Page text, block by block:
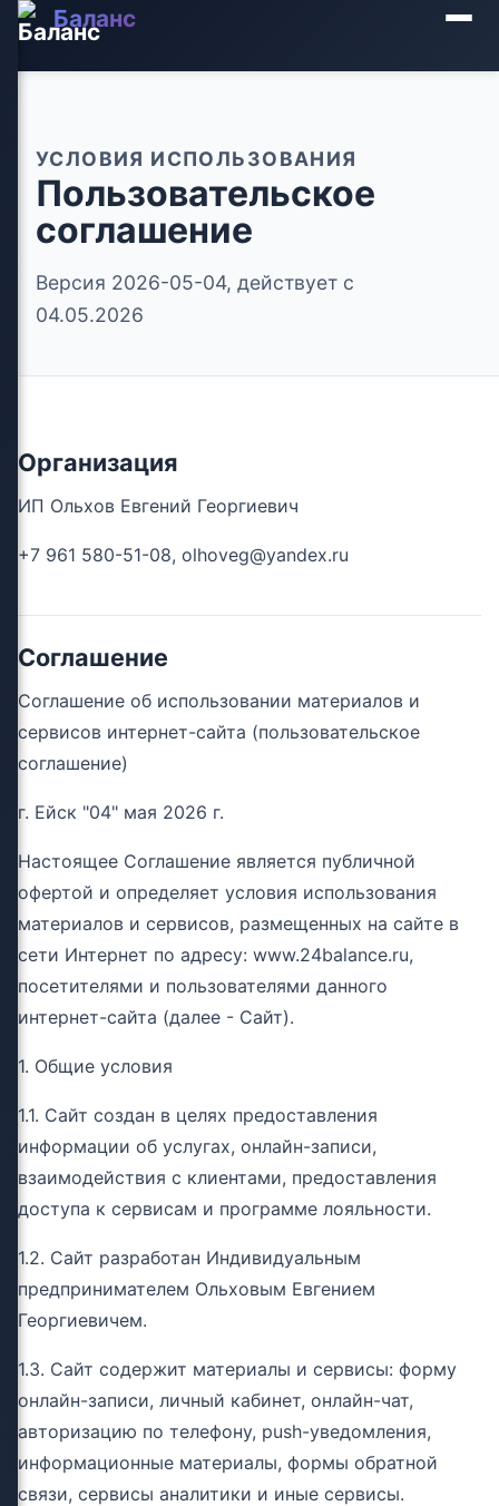
Баланс
УСЛОВИЯ ИСПОЛЬЗОВАНИЯ
Пользовательское
соглашение
Версия 2026-05-04, действует с
04.05.2026
Организация
ИП Ольхов Евгений Георгиевич
+7 961 580-51-08, olhoveg@yandex.ru
Соглашение
Соглашение об использовании материалов и
сервисов интернет-сайта (пользовательское
соглашение)
г. Ейск "04" мая 2026 г.
Настоящее Соглашение является публичной
офертой и определяет условия использования
материалов и сервисов, размещенных на сайте в
сети Интернет по адресу: www.24balance.ru,
посетителями и пользователями данного
интернет-сайта (далее - Сайт).
1. Общие условия
1.1. Сайт создан в целях предоставления
информации об услугах, онлайн-записи,
взаимодействия с клиентами, предоставления
доступа к сервисам и программе лояльности.
1.2. Сайт разработан Индивидуальным
предпринимателем Ольховым Евгением
Георгиевичем.
1.3. Сайт содержит материалы и сервисы: форму
онлайн-записи, личный кабинет, онлайн-чат,
авторизацию по телефону, push-уведомления,
информационные материалы, формы обратной
связи, сервисы аналитики и иные сервисы.